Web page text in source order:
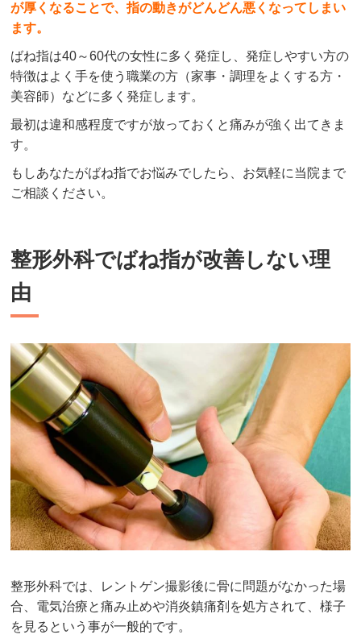
が厚くなることで、指の動きがどんどん悪くなってしまい
ます。
ばね指は40～60代の女性に多く発症し、発症しやすい方の
特徴はよく手を使う職業の方（家事・調理をよくする方・
美容師）などに多く発症します。
最初は違和感程度ですが放っておくと痛みが強く出てきま
す。
もしあなたがばね指でお悩みでしたら、お気軽に当院まで
ご相談ください。
整形外科でばね指が改善しない理
由
整形外科では、レントゲン撮影後に骨に問題がなかった場
合、電気治療と痛み止めや消炎鎮痛剤を処方されて、様子
を見るという事が一般的です。